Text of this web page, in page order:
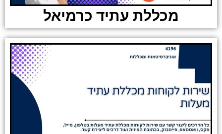
מכללת עתיד כרמיאל